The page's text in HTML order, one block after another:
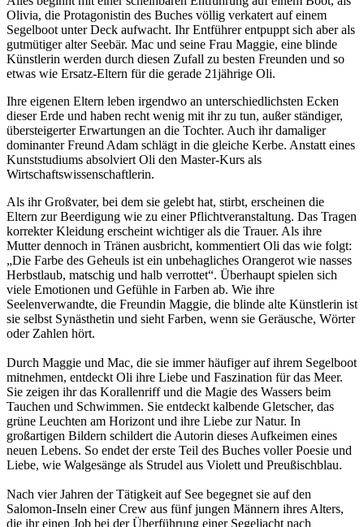
Olivia, die Protagonistin des Buches völlig verkatert auf einem
Segelboot unter Deck aufwacht. Ihr Entführer entpuppt sich aber als
gutmütiger alter Seebär. Mac und seine Frau Maggie, eine blinde
Künstlerin werden durch diesen Zufall zu besten Freunden und so
etwas wie Ersatz-Eltern für die gerade 21jährige Oli.
Ihre eigenen Eltern leben irgendwo an unterschiedlichsten Ecken
dieser Erde und haben recht wenig mit ihr zu tun, außer ständiger,
übersteigerter Erwartungen an die Tochter. Auch ihr damaliger
dominanter Freund Adam schlägt in die gleiche Kerbe. Anstatt eines
Kunststudiums absolviert Oli den Master-Kurs als
Wirtschaftswissenschaftlerin.
Als ihr Großvater, bei dem sie gelebt hat, stirbt, erscheinen die
Eltern zur Beerdigung wie zu einer Pflichtveranstaltung. Das Tragen
korrekter Kleidung erscheint wichtiger als die Trauer. Als ihre
Mutter dennoch in Tränen ausbricht, kommentiert Oli das wie folgt:
„Die Farbe des Geheuls ist ein unbehagliches Orangerot wie nasses
Herbstlaub, matschig und halb verrottet“. Überhaupt spielen sich
viele Emotionen und Gefühle in Farben ab. Wie ihre
Seelenverwandte, die Freundin Maggie, die blinde alte Künstlerin ist
sie selbst Synästhetin und sieht Farben, wenn sie Geräusche, Wörter
oder Zahlen hört.
Durch Maggie und Mac, die sie immer häufiger auf ihrem Segelboot
mitnehmen, entdeckt Oli ihre Liebe und Faszination für das Meer.
Sie zeigen ihr das Korallenriff und die Magie des Wassers beim
Tauchen und Schwimmen. Sie entdeckt kalbende Gletscher, das
grüne Leuchten am Horizont und ihre Liebe zur Natur. In
großartigen Bildern schildert die Autorin dieses Aufkeimen eines
neuen Lebens. So endet der erste Teil des Buches voller Poesie und
Liebe, wie Walgesänge als Strudel aus Violett und Preußischblau.
Nach vier Jahren der Tätigkeit auf See begegnet sie auf den
Salomon-Inseln einer Crew aus fünf jungen Männern ihres Alters,
die ihr einen Job bei der Überführung einer Segeljacht nach